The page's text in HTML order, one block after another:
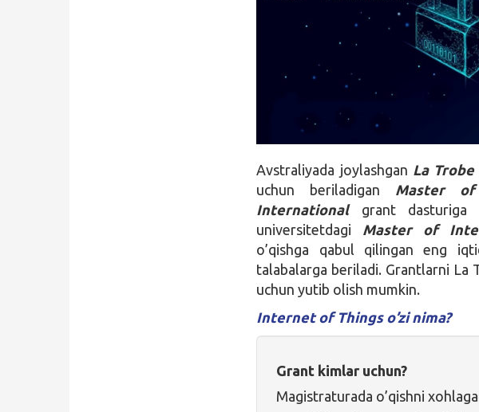
Avstraliyada joylashgan La
uchun beriladigan Master
International grant dasturiga
universitetdagi Master of
o’qishga qabul qilingan eng
talabalarga beriladi. Grantlarni La
uchun yutib olish mumkin.
Internet of Things o’zi nima?
Grant kimlar uchun?
Magistraturada o’qishni